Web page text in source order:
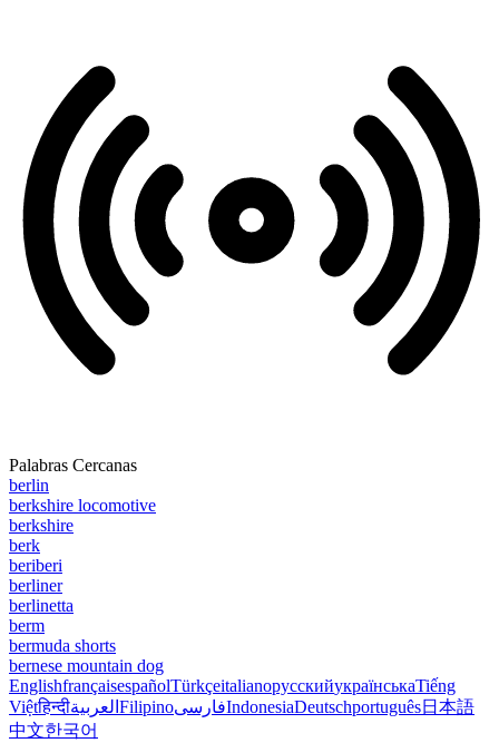
Palabras Cercanas
berlin
berkshire locomotive
berkshire
berk
beriberi
berliner
berlinetta
berm
bermuda shorts
bernese mountain dog
EnglishfrançaisespañolTürkçeitalianoрусскийукраїнськаTiếng
Việtहिन्दीالعربية FilipinoفارسیIndonesiaDeutschportuguês日本語
中文한국어